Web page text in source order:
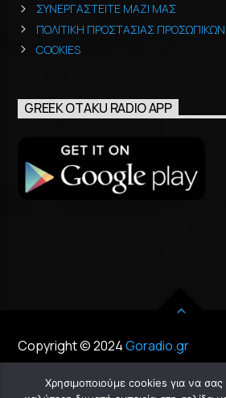
ΣΥΝΕΡΓΑΣΤΕΙΤΕ ΜΑΖΙ ΜΑΣ
ΠΟΛΙΤΙΚΗ ΠΡΟΣΤΑΣΙΑΣ
COOKIES
GREEK OTAKU RADIO APP
Copyright © 2024Goradio.gr
Χρησιμοποιούμε cookies για να